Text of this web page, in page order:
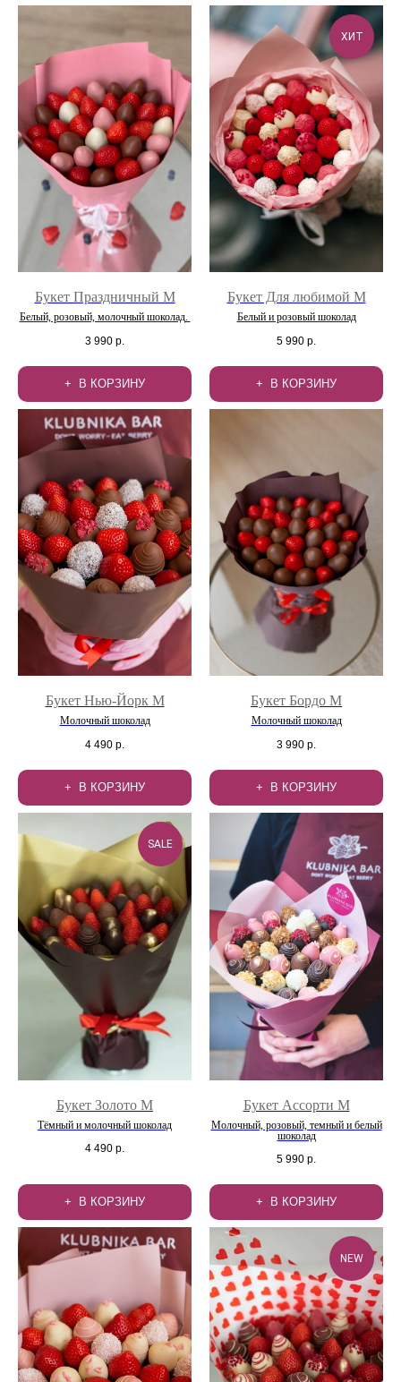
Букет Праздничный М
Белый, розовый, молочный шоколад.
3 990 р.
В КОРЗИНУ
ХИТ
Букет Для любимой М
Белый и розовый шоколад
5 990 р.
В КОРЗИНУ
Букет Нью-Йорк M
Молочный шоколад
4 490 р.
В КОРЗИНУ
Букет Бордо M
Молочный шоколад
3 990 р.
В КОРЗИНУ
SALE
Букет Золото M
Тёмный и молочный шоколад
4 490 р.
В КОРЗИНУ
Букет Ассорти М
Молочный, розовый, темный и белый
шоколад
5 990 р.
В КОРЗИНУ
NEW